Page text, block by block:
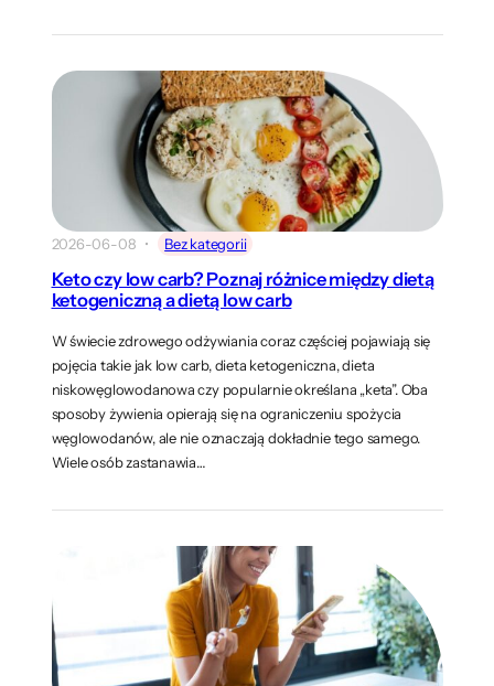
2026-06-08 Bez kategorii
Keto czy low carb? Poznaj różnice między dietą
ketogeniczną a dietą low carb
W świecie zdrowego odżywiania coraz częściej pojawiają się
pojęcia takie jak low carb, dieta ketogeniczna, dieta
niskowęglowodanowa czy popularnie określana „keta”. Oba
sposoby żywienia opierają się na ograniczeniu spożycia
węglowodanów, ale nie oznaczają dokładnie tego samego.
Wiele osób zastanawia…